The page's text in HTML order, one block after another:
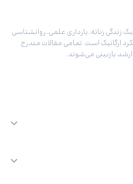
زنانه، بارداری علمی، روانشناسی
ارگانیک است. تمامی مقالات مندرج
بازبینی می‌شوند.